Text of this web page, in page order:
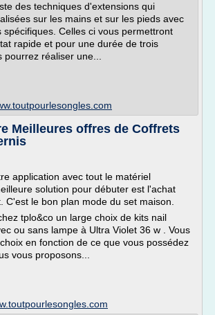
des techniques d'extensions qui
sur les mains et sur les pieds avec
spécifiques. Celles ci vous permettront
rapide et pour une durée de trois
pourrez réaliser une...
Meilleures offres de Coffrets
application avec tout le matériel
solution pour débuter est l'achat
C'est le bon plan mode du set maison.
tplo&co un large choix de kits nail
ou sans lampe à Ultra Violet 36 w . Vous
en fonction de ce que vous possédez
vous proposons...